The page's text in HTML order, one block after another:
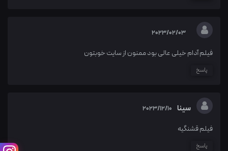
2023/02/03
فیلم آدام خیلی عالی بود ممنون از سایت خوبتون
پاسخ
سینا 2023/12/10
فیلم قشنگیه
پاسخ